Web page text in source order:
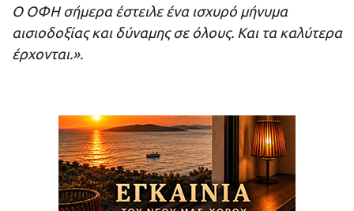
Ο ΟΦΗ σήμερα έστειλε ένα ισχυρό μήνυμα
αισιοδοξίας και δύναμης σε όλους. Και τα καλύτερα
έρχονται.».